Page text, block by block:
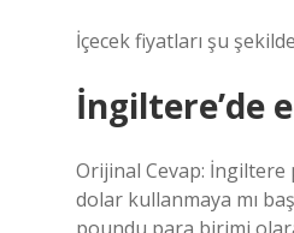
İçecek fiyatları şu
İngiltere’de
Orijinal Cevap: İngiltere
dolar kullanmaya mı